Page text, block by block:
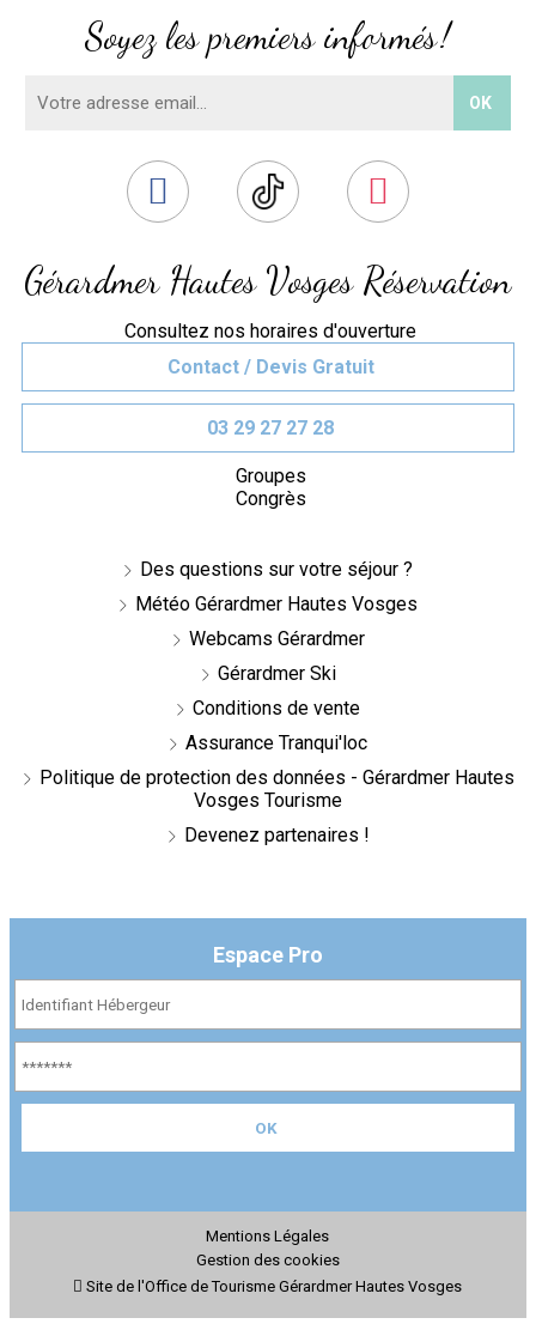
Gérardmer Hautes Vosges Réservation
Consultez nos horaires d'ouverture
Contact / Devis Gratuit
03 29 27 27 28
Groupes
Congrès
Des questions sur votre séjour ?
Météo Gérardmer Hautes Vosges
Webcams Gérardmer
Gérardmer Ski
Conditions de vente
Assurance Tranqui'loc
Politique de protection des données - Gérardmer Hautes
Vosges Tourisme
Devenez partenaires !
Soyez les premiers informés !
Espace Pro
Mentions Légales
Gestion des cookies
Site de l'Office de Tourisme Gérardmer Hautes Vosges